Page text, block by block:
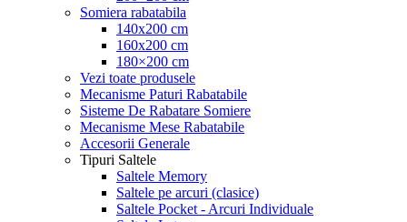
Somiera rabatabila
140x200 cm
160x200 cm
180×200 cm
Vezi toate produsele
Mecanisme Paturi Rabatabile
Sisteme De Rabatare Somiere
Mecanisme Mese Rabatabile
Accesorii Generale
Tipuri Saltele
Saltele Memory
Saltele pe arcuri (clasice)
Saltele Pocket - Arcuri Individuale